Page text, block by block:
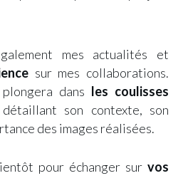
mes actualités et
sur mes collaborations.
dans les coulisses
son contexte, son
des images réalisées.
pour échanger sur vos